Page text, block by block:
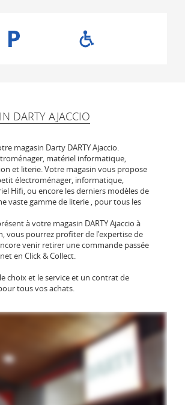
DARTY AJACCIO
magasin Darty DARTY Ajaccio.
matériel informatique,
et literie. Votre magasin vous propose
électroménager, informatique,
Hifi, ou encore les derniers modèles de
vaste gamme de literie , pour tous les
à votre magasin DARTY Ajaccio à
vous pourrez profiter de l'expertise de
venir retirer une commande passée
en Click & Collect.
choix et le service et un contrat de
tous vos achats.